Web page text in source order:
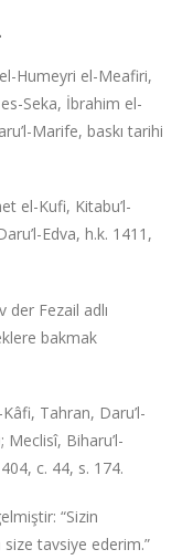
Humeyri el-Meafiri,
Seka, İbrahim el-
Marife, baskı tarihi
el-Kufi, Kitabu’l-
Edva, h.k. 1411,
Fezail adlı
bakmak
Tahran, Daru’l-
Meclisî, Biharu’l-
c. 44, s. 174.
“Sizin
tavsiye ederim.”